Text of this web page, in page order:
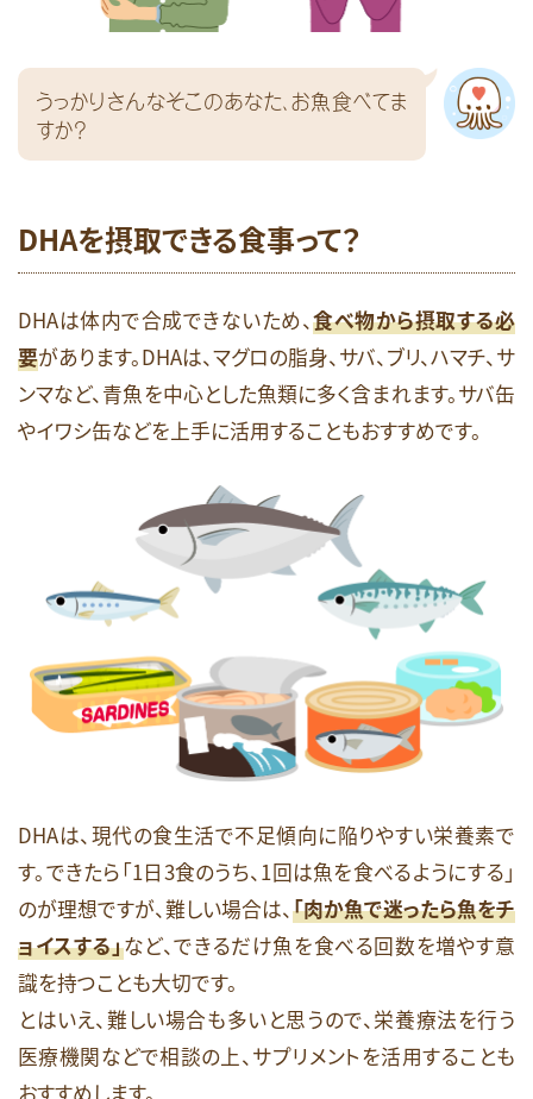
うっかりさんなそこのあなた、お魚食べてま
すか？
DHAを摂取できる食事って？
DHAは体内で合成できないため、食べ物から摂取する必
要があります。DHAは、マグロの脂身、サバ、ブリ、ハマチ、サ
ンマなど、青魚を中心とした魚類に多く含まれます。サバ缶
やイワシ缶などを上手に活用することもおすすめです。
DHAは、現代の食生活で不足傾向に陥りやすい栄養素で
す。できたら「1日3食のうち、1回は魚を食べるようにする」
のが理想ですが、難しい場合は、「肉か魚で迷ったら魚をチ
ョイスする」など、できるだけ魚を食べる回数を増やす意
識を持つことも大切です。
とはいえ、難しい場合も多いと思うので、栄養療法を行う
医療機関などで相談の上、サプリメントを活用することも